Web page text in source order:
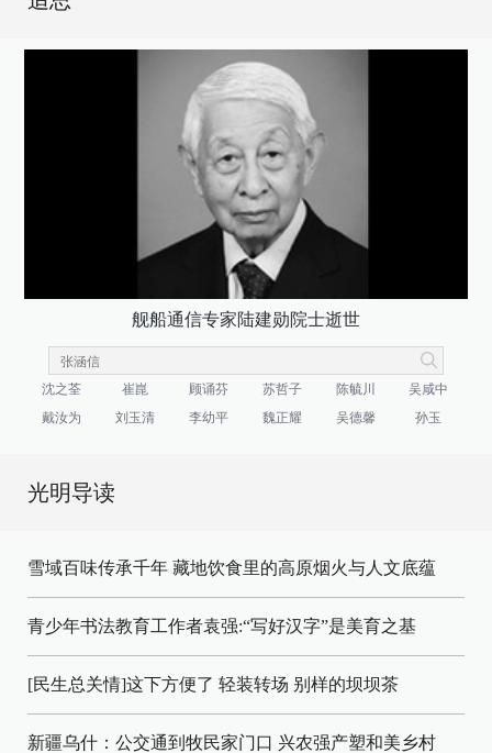
舰船通信专家陆建勋院士逝世
沈之荃 崔崑 顾诵芬 苏哲子 陈毓川
吴咸中
戴汝为
刘玉清 李幼平 魏正耀 吴德馨 孙玉
光明导读
雪域百味传承千年 藏地饮食里的高原烟火与人文底蕴
青少年书法教育工作者袁强:“写好汉字”是美育之基
[民生总关情]这下方便了 轻装转场 别样的坝坝茶
新疆乌什：公交通到牧民家门口 兴农强产塑和美乡村